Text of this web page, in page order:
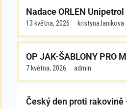
Nadace ORLEN Unipetrol
13 května, 2026 kristyna.lanikova
OP JAK-ŠABLONY PRO
7 května, 2026 admin
Český den proti rakovině